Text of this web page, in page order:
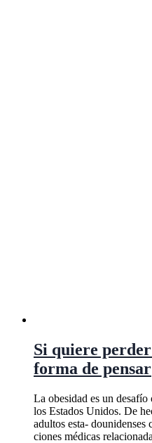
Si quiere
forma de pensar
La obesidad es un
los Estados Unidos. De
adultos esta-
ciones médicas